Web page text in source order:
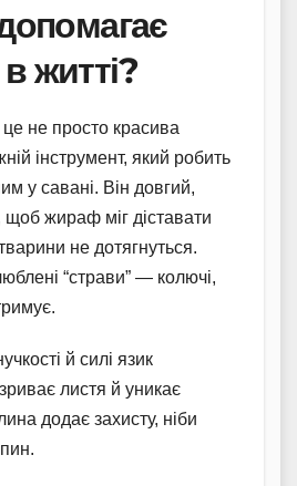
житті?
не просто красива
інструмент, який робить
у савані. Він довгий,
щоб жираф міг діставати
не дотягнуться.
“страви” — колючі,
й силі язик
листя й уникає
додає захисту, ніби